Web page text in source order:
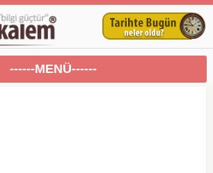
------MENÜ------